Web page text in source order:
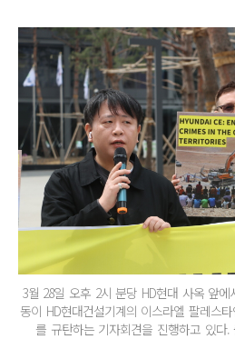
3월 28일 오후 2시 분당 HD현대 사옥 앞
동이 HD현대건설기계의 이스라엘 팔레스
를 규탄하는 기자회견을 진행하고 있다